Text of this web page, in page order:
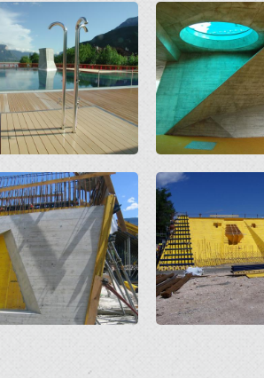
Open
Open